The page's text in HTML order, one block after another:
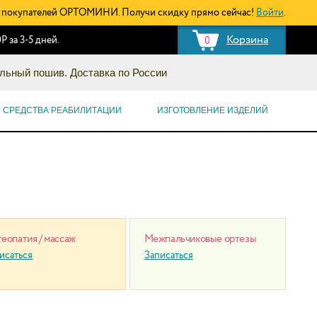
покупателей ОРТОМИНИ. Получи скидку прямо сейчас! Войти.
0 Корзина
за 3-5 дней.
пошив. Доставка по России
СРЕДСТВА РЕАБИЛИТАЦИИ ИЗГОТОВЛЕНИЕ ИЗДЕЛИЙ
/ массаж Межпальчиковые ортезы
Записаться